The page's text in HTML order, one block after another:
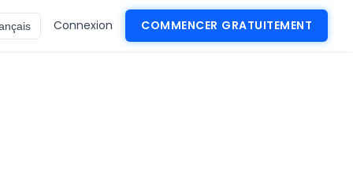
Connexion COMMENCER GRATUITEMENT